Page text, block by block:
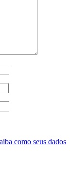
como seus dados